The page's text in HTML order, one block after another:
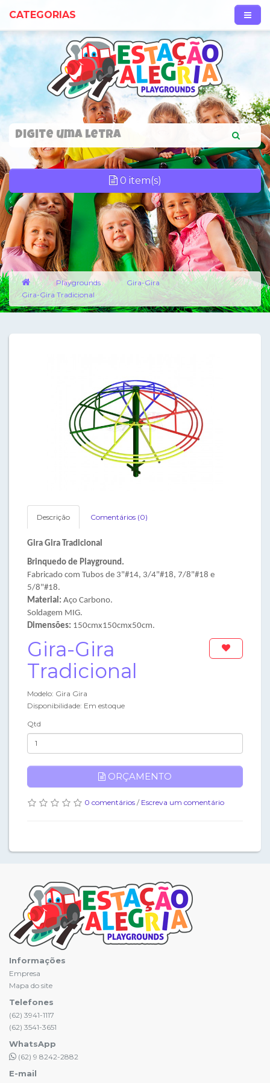
CATEGORIAS
0 item(s)
Playgrounds
Gira-Gira
Gira-Gira Tradicional
Descrição Comentários (0)
Gira Gira Tradicional
Brinquedo de Playground.
Fabricado com Tubos de 3"#14, 3/4"#18, 7/8"#18 e
5/8"#18.
Material: Aço Carbono.
Soldagem MIG.
Dimensões: 150cmx150cmx50cm.
Gira-Gira
Tradicional
Modelo: Gira Gira
Disponibilidade: Em estoque
Qtd
ORÇAMENTO
0 comentários / Escreva um comentário
Informações
Empresa
Mapa do site
Telefones
(62) 3941-1117
(62) 3541-3651
WhatsApp
(62) 9 8242-2882
E-mail